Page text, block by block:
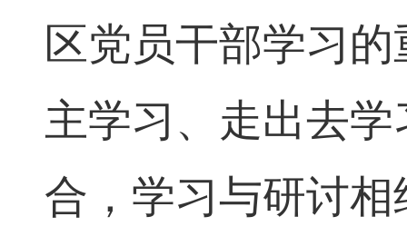
区党员干部学习
主学习、走出去
合，学习与研讨